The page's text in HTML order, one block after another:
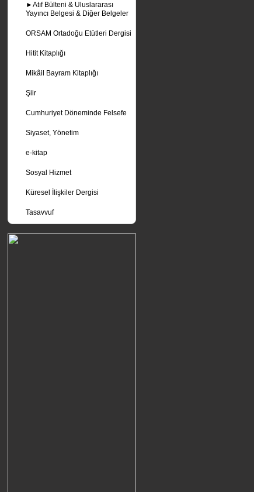
►Atıf Bülteni & Uluslararası
Yayıncı Belgesi & Diğer Belgeler
ORSAM Ortadoğu Etütleri Dergisi
Hitit Kitaplığı
Mikâil Bayram Kitaplığı
Şiir
Cumhuriyet Döneminde Felsefe
Siyaset, Yönetim
e-kitap
Sosyal Hizmet
Küresel İlişkiler Dergisi
Tasavvuf